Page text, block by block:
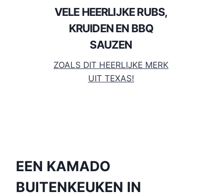
VELE HEERLIJKE RUBS,
KRUIDEN EN BBQ
SAUZEN
ZOALS DIT HEERLIJKE MERK
UIT TEXAS!
EEN KAMADO
BUITENKEUKEN IN